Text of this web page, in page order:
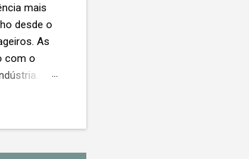
mais
desde o
As
com o
(©
vendidos,